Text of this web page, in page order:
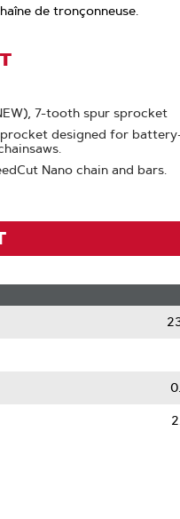
de tronçonneuse.
7-tooth spur sprocket
designed for
Nano chain and bars.